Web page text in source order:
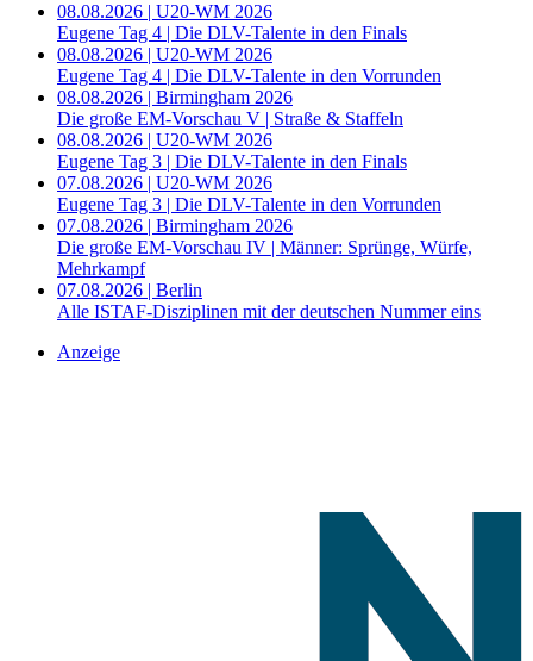
08.08.2026 | U20-WM 2026
Eugene Tag 4 | Die DLV-Talente in den Finals
08.08.2026 | U20-WM 2026
Eugene Tag 4 | Die DLV-Talente in den Vorrunden
08.08.2026 | Birmingham 2026
Die große EM-Vorschau V | Straße & Staffeln
08.08.2026 | U20-WM 2026
Eugene Tag 3 | Die DLV-Talente in den Finals
07.08.2026 | U20-WM 2026
Eugene Tag 3 | Die DLV-Talente in den Vorrunden
07.08.2026 | Birmingham 2026
Die große EM-Vorschau IV | Männer: Sprünge, Würfe,
Mehrkampf
07.08.2026 | Berlin
Alle ISTAF-Disziplinen mit der deutschen Nummer eins
Anzeige